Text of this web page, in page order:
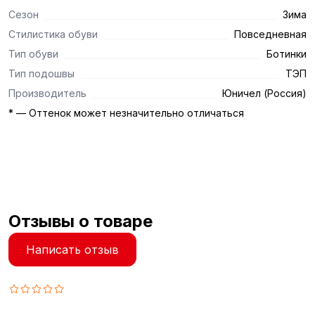
Сезон
Зима
Стилистика обуви
Повседневная
Тип обуви
Ботинки
Тип подошвы
ТЭП
Производитель
Юничел (Россия)
* — Оттенок может незначительно отличаться
Отзывы о товаре
Написать отзыв